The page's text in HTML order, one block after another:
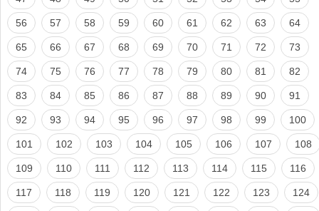
56 57 58 59 60 61 62 63 64
65 66 67 68 69 70 71 72 73
74 75 76 77 78 79 80 81 82
83 84 85 86 87 88 89 90 91
92 93 94 95 96 97 98 99 100
101 102 103 104 105 106 107 108
109 110 111 112 113 114 115 116
117 118 119 120 121 122 123 124